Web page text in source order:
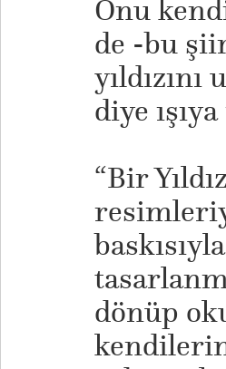
Onu
de -bu
diye
“Bir
dönüp